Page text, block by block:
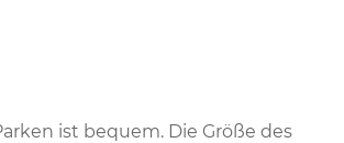
ist bequem. Die Größe des